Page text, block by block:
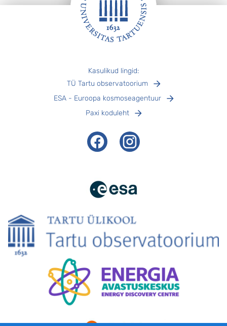
Kasulikud lingid:
TÜ Tartu observatoorium
ESA - Euroopa kosmoseagentuur
Paxi koduleht
FacebookInstagram